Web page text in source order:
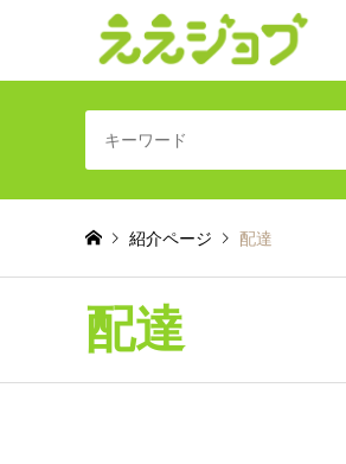
紹介ページ 配達
配達